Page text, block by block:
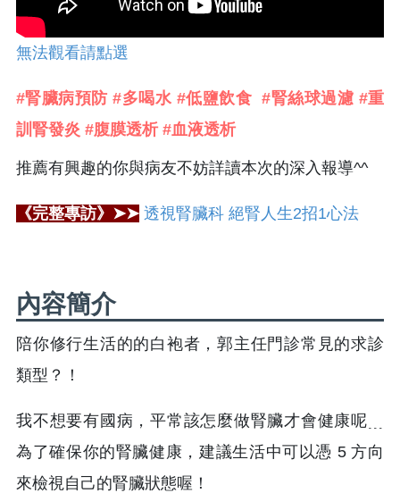
無法觀看請點選
#腎臟病預防 #多喝水 #低鹽飲食 #腎絲球過濾 #重
訓腎發炎 #腹膜透析 #血液透析
推薦有興趣的你與病友不妨詳讀本次的深入報導^^
《完整專訪》➤➤ 透視腎臟科 絕腎人生2招1心法
內容簡介
陪你修行生活的的白袍者，郭主任門診常見的求診
類型？！
我不想要有國病，平常該怎麼做腎臟才會健康呢﹍
為了確保你的腎臟健康，建議生活中可以憑 5 方向
來檢視自己的腎臟狀態喔！